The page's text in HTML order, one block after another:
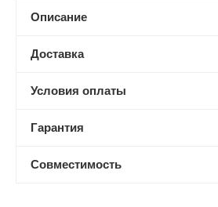
Описание
Доставка
Условия оплаты
Гарантия
Совместимость